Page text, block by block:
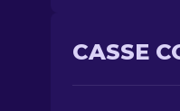
CASSE